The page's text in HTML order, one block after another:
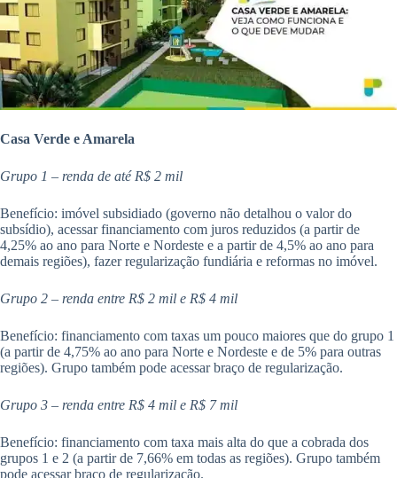
Casa Verde e Amarela
Grupo 1 – renda de até R$ 2 mil
Benefício: imóvel subsidiado (governo não detalhou o valor do
subsídio), acessar financiamento com juros reduzidos (a partir de
4,25% ao ano para Norte e Nordeste e a partir de 4,5% ao ano para
demais regiões), fazer regularização fundiária e reformas no imóvel.
Grupo 2 – renda entre R$ 2 mil e R$ 4 mil
Benefício: financiamento com taxas um pouco maiores que do grupo 1
(a partir de 4,75% ao ano para Norte e Nordeste e de 5% para outras
regiões). Grupo também pode acessar braço de regularização.
Grupo 3 – renda entre R$ 4 mil e R$ 7 mil
Benefício: financiamento com taxa mais alta do que a cobrada dos
grupos 1 e 2 (a partir de 7,66% em todas as regiões). Grupo também
pode acessar braço de regularização.